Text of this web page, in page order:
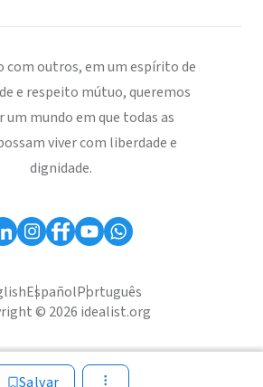
Salvar
com outros, em um espírito de
e respeito mútuo, queremos
mundo em que todas as
viver com liberdade e
dignidade.
EspañolPortuguês
© 2026 idealist.org